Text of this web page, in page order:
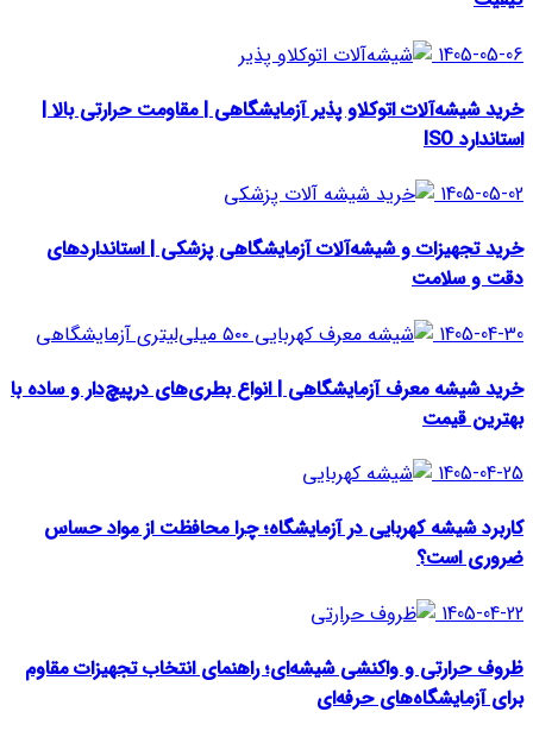
1405-05-06
خرید شیشه‌آلات اتوکلاو پذیر آزمایشگاهی | مقاومت حرارتی بالا |
استاندارد ISO
1405-05-02
خرید تجهیزات و شیشه‌آلات آزمایشگاهی پزشکی | استانداردهای
دقت و سلامت
1405-04-30
خرید شیشه معرف آزمایشگاهی | انواع بطری‌های در‌پیچ‌دار و ساده با
بهترین قیمت
1405-04-25
کاربرد شیشه کهربایی در آزمایشگاه؛ چرا محافظت از مواد حساس
ضروری است؟
1405-04-22
ظروف حرارتی و واکنشی شیشه‌ای؛ راهنمای انتخاب تجهیزات مقاوم
برای آزمایشگاه‌های حرفه‌ای